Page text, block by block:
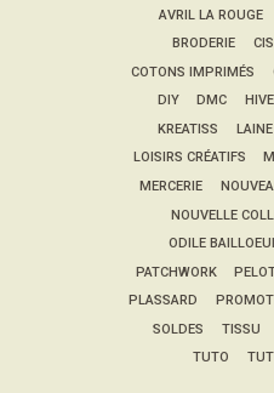
AVRIL LA ROUGE
BRODERIE
COTONS IMPRIMÉS
DIY
DMC
KREATISS
LAINE
LOISIRS CRÉATIFS
MERCERIE
NOUVELLE
ODILE
PATCHWORK
PLASSARD
SOLDES
TISSU
TUTO